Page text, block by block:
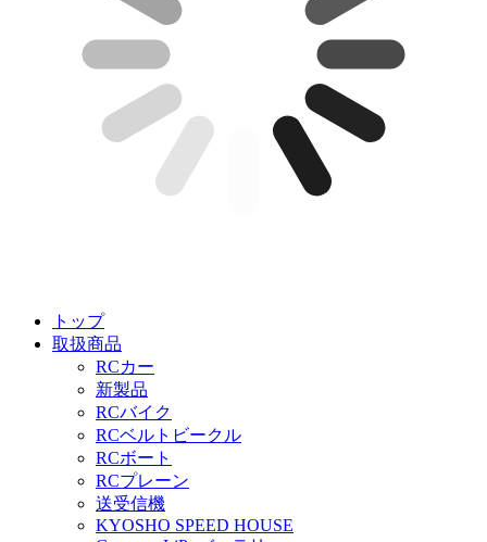
トップ
取扱商品
RCカー
新製品
RCバイク
RCベルトビークル
RCボート
RCプレーン
送受信機
KYOSHO SPEED HOUSE